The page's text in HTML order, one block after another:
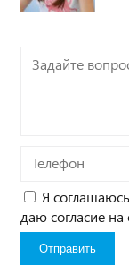
Задайте
вопрос*
Телефон
Я
даю согласие